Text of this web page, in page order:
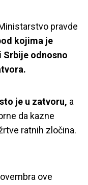
pravde
kojima je
Srbije odnosno
je u zatvoru, a
da kazne
ratnih zločina.
ove